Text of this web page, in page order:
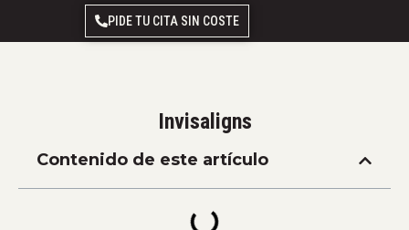
PIDE TU CITA SIN COSTE
Invisaligns
Contenido de este artículo